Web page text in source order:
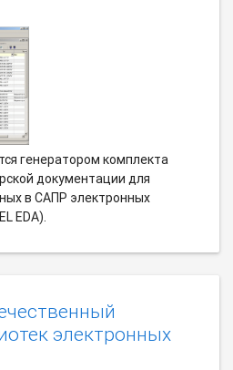
генератором комплекта
документации для
в САПР электронных
EDA).
электронных